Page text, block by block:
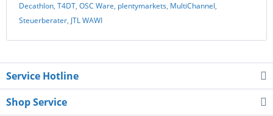
Decathlon, T4DT, OSC Ware, plentymarkets, MultiChannel,
Steuerberater, JTL WAWI
Service Hotline
Shop Service